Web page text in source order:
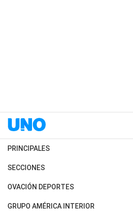
PRINCIPALES
Últimas Noticias
Política
SECCIONES
Horóscopo
Motores
OVACIÓN DEPORTES
Fútbol
GRUPO AMÉRICA INTERIOR